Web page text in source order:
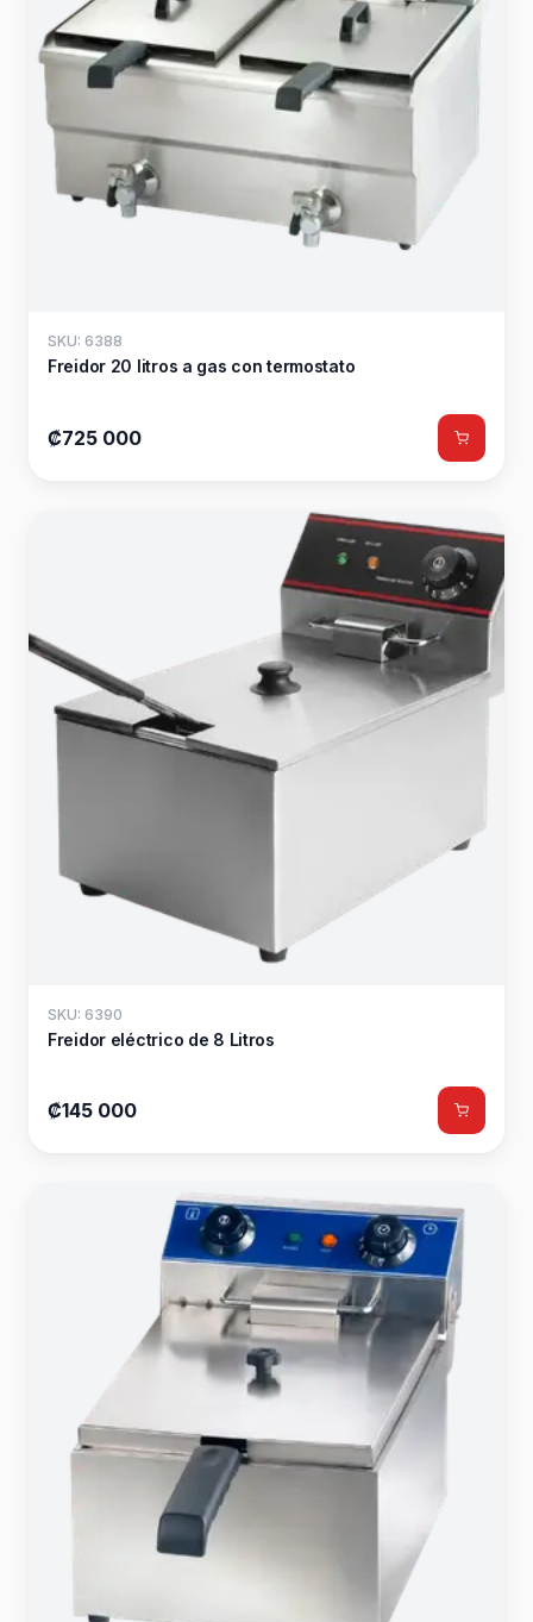
SKU: 6388
Freidor 20 litros a gas con termostato
₡725 000
SKU: 6390
Freidor eléctrico de 8 Litros
₡145 000